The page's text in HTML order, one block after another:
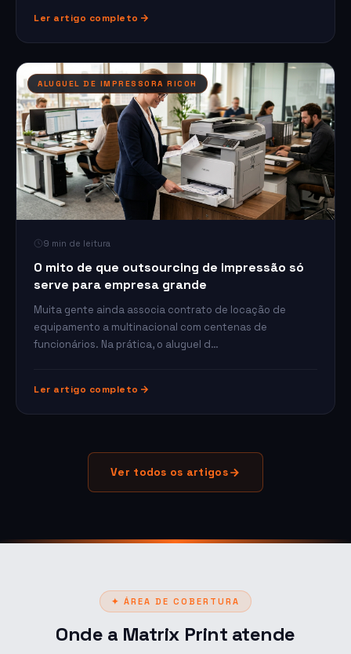
Ler artigo completo
ALUGUEL DE IMPRESSORA RICOH
9 min de leitura
O mito de que outsourcing de impressão só
serve para empresa grande
Muita gente ainda associa contrato de locação de
equipamento a multinacional com centenas de
funcionários. Na prática, o aluguel d…
Ler artigo completo
Ver todos os artigos
✦ ÁREA DE COBERTURA
Onde a Matrix Print atende